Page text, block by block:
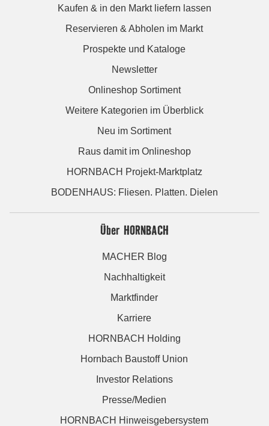
Kaufen & in den Markt liefern lassen
Reservieren & Abholen im Markt
Prospekte und Kataloge
Newsletter
Onlineshop Sortiment
Weitere Kategorien im Überblick
Neu im Sortiment
Raus damit im Onlineshop
HORNBACH Projekt-Marktplatz
BODENHAUS: Fliesen. Platten. Dielen
Über HORNBACH
MACHER Blog
Nachhaltigkeit
Marktfinder
Karriere
HORNBACH Holding
Hornbach Baustoff Union
Investor Relations
Presse/Medien
HORNBACH Hinweisgebersystem